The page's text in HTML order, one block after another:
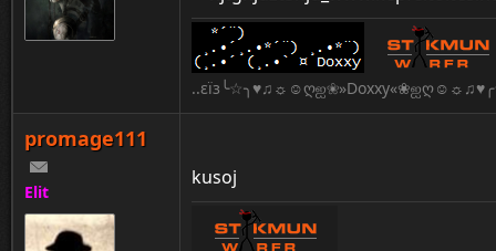
promage111
Elit
kusoj